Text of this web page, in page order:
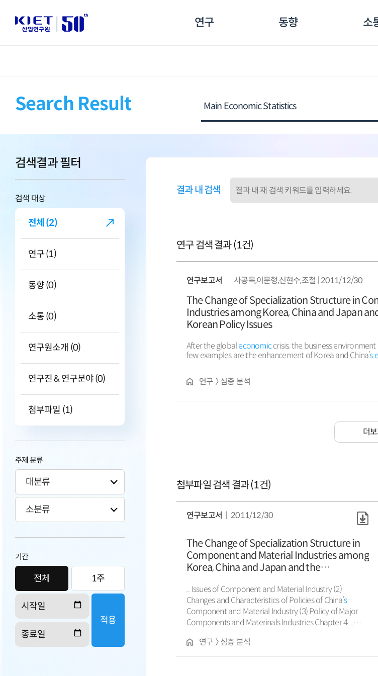
연구 동향 소
Search Result
검색결과 필터
검색 대상
전체 (2)
연구 (1)
동향 (0)
소통 (0)
연구원소개 (0)
연구진 & 연구분야 (0)
첨부파일 (1)
주제 분류
기간
전체 1주
적용
결과 내 검색
연구 검색 결과 (1건)
연구보고서 사공목,이문형,신현수,조철 | 2011/12/30
The Change of Specialization Structure in
Industries among Korea, China and Japan
Korean Policy Issues
After the global economiccrisis, the business
few examples are the enhancement of Korea and China’s
from being export led to being domestic market ...
연구 〉 심층 분석
더보
첨부파일 검색 결과 (1건)
연구보고서 2011/12/30
The Change of Specialization Structure in
Component and Material Industries among
Korea, China and Japan and the
... Issues of Component and Material Industry (2)
Changes and Characteristics of Policies of China’s
Component and Material Industry (3) Policy of Major
Components and Materinals Industries Chapter 4. ...
materials) Codes among Korea, China and Japan (8)
연구 〉 심층 분석